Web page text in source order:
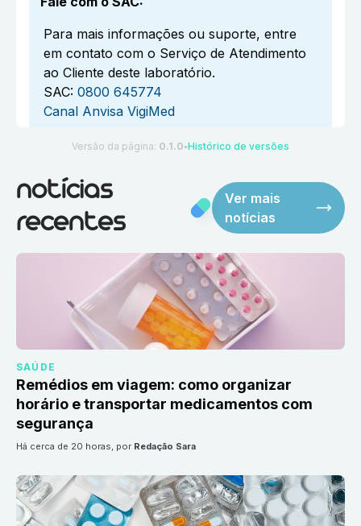
Para mais informações ou suporte, entre
em contato com o Serviço de Atendimento
ao Cliente deste laboratório.
SAC: 0800 645774
Canal Anvisa VigiMed
Versão da página: 0.1.0 ●Histórico de versões
notícias
recentes
Ver mais
notícias
SAÚDE
Remédios em viagem: como organizar
horário e transportar medicamentos com
segurança
há cerca de 20 horas, por Redação Sara